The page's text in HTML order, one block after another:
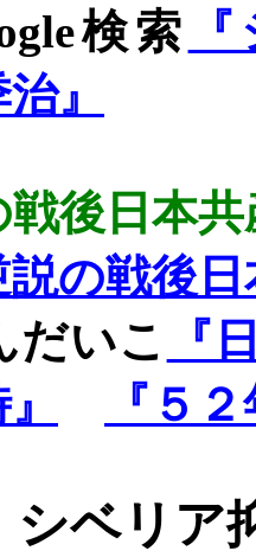
検索
』
戦後日本
説の戦後
こ
『
『５
シベリア